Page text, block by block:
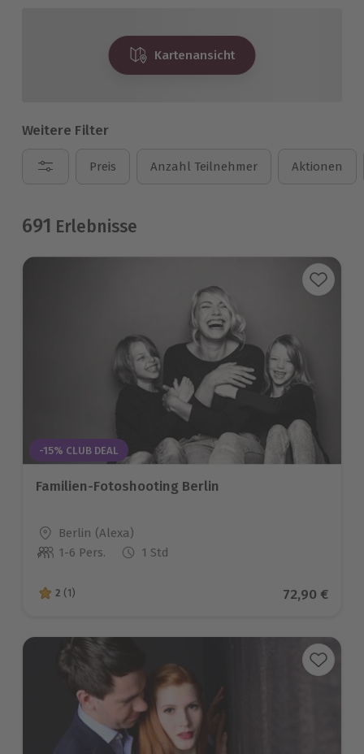
Kartenansicht
Weitere Filter
Preis Anzahl Teilnehmer Aktionen
691 Erlebnisse
-15% CLUB DEAL
Familien-Fotoshooting Berlin
Standort
Berlin (Alexa)
Anzahl der Teilnehmer
1-6 Pers. 1 Std
2 von 5 Sternen basierend auf 1 Bewertungen
2 (1) Aktueller
72,90 €